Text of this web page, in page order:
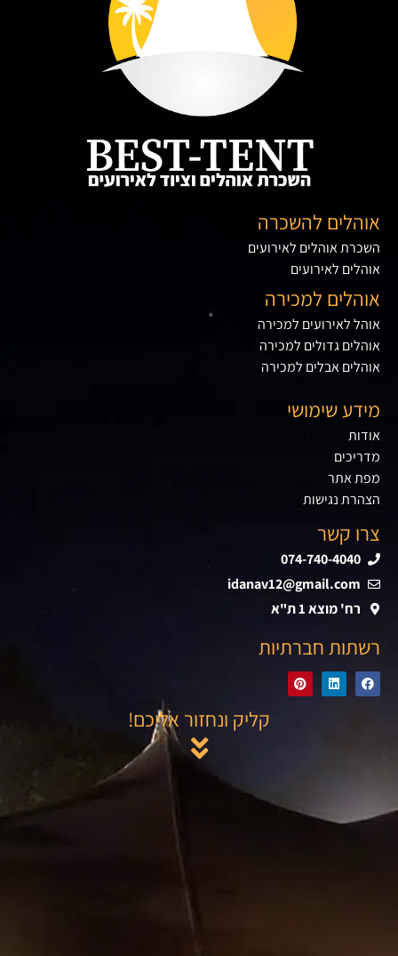
אוהלים להשכרה
השכרת אוהלים לאירועים
אוהלים לאירועים
אוהלים למכירה
אוהל לאירועים למכירה
אוהלים גדולים למכירה
אוהלים אבלים למכירה
מידע שימושי
אודות
מדריכים
מפת אתר
הצהרת נגישות
צרו קשר
074-740-4040
idanav12@gmail.com
רח' מוצא 1 ת"א
רשתות חברתיות
קליק ונחזור אליכם!